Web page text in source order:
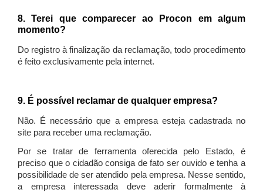
8. Terei que comparecer ao Procon em algum
momento?
Do registro à finalização da reclamação, todo procedimento
é feito exclusivamente pela internet.
9. É possível reclamar de qualquer empresa?
Não. É necessário que a empresa esteja cadastrada no
site para receber uma reclamação.
Por se tratar de ferramenta oferecida pelo Estado, é
preciso que o cidadão consiga de fato ser ouvido e tenha a
possibilidade de ser atendido pela empresa. Nesse sentido,
a empresa interessada deve aderir formalmente à